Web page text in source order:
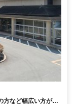
方など幅広い方が活